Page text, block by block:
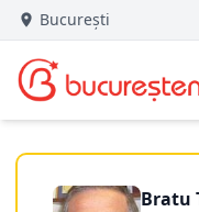
București
Bratu